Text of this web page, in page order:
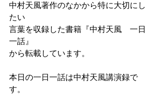
中村天風著作のなかから特に大切にし
たい
言葉を収録した書籍『中村天風　一日
一話』
から転載しています。
本日の一日一話は中村天風講演録で
す。